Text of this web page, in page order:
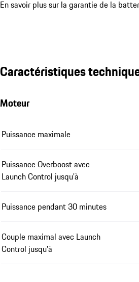
En savoir plus sur la garantie de la
Caractéristiques
Moteur
Puissance maximale
Puissance Overboost avec
Launch Control jusqu'à
Puissance pendant 30 minutes
Couple maximal avec Launch
Control jusqu'à